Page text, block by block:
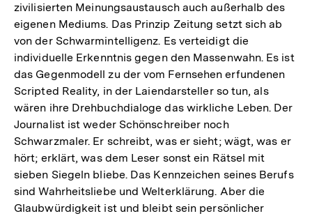
zivilisierten Meinungsaustausch auch außerhalb des
eigenen Mediums. Das Prinzip Zeitung setzt sich ab
von der Schwarmintelligenz. Es verteidigt die
individuelle Erkenntnis gegen den Massenwahn. Es ist
das Gegenmodell zu der vom Fernsehen erfundenen
Scripted Reality, in der Laiendarsteller so tun, als
wären ihre Drehbuchdialoge das wirkliche Leben. Der
Journalist ist weder Schönschreiber noch
Schwarzmaler. Er schreibt, was er sieht; wägt, was er
hört; erklärt, was dem Leser sonst ein Rätsel mit
sieben Siegeln bliebe. Das Kennzeichen seines Berufs
sind Wahrheitsliebe und Welterklärung. Aber die
Glaubwürdigkeit ist und bleibt sein persönlicher